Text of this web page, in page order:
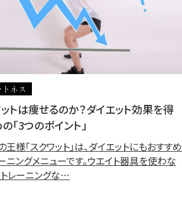
トネス
トは痩せるのか？ダイエット効果を得
「3つのポイント」
王様「スクワット」は、ダイエットにもおすすめ
ニングメニューです。ウエイト器具を使わな
レーニングな…